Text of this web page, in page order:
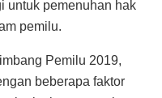
untuk pemenuhan hak
pemilu.
Pemilu 2019,
beberapa faktor